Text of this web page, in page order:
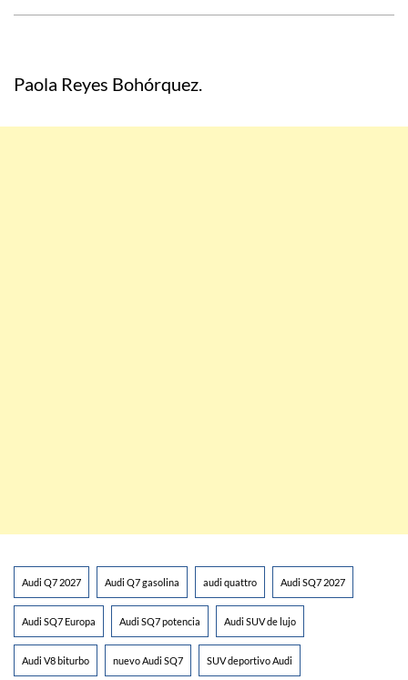
Paola Reyes Bohórquez.
Audi Q7 2027 Audi Q7 gasolina audi quattro Audi SQ7 2027
Audi SQ7 Europa Audi SQ7 potencia Audi SUV de lujo
Audi V8 biturbo nuevo Audi SQ7 SUV deportivo Audi